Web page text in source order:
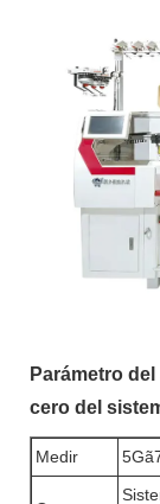
Parámetro
cero del
Medir